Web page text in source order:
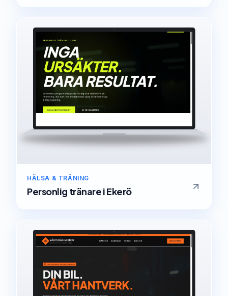
HÄLSA & TRÄNING
Personlig tränareiEkerö